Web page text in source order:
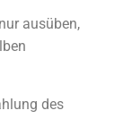
ausüben,
des